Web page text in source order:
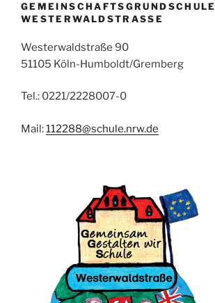
GEMEINSCHAFTSGRUNDSCHULE
WESTERWALDSTRASSE
Westerwaldstraße 90
51105 Köln-Humboldt/Gremberg
Tel.: 0221/2228007-0
Mail:112288@schule.nrw.de